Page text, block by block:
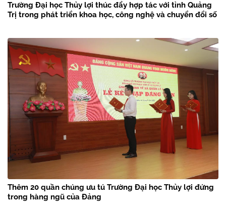
Trường Đại học Thủy lợi thúc đẩy hợp tác với tỉnh Quảng
Trị trong phát triển khoa học, công nghệ và chuyển đổi số
Thêm 20 quần chúng ưu tú Trường Đại học Thủy lợi đứng
trong hàng ngũ của Đảng